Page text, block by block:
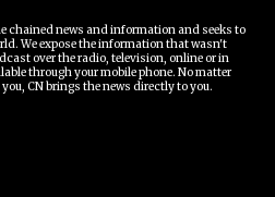
chained news and information and seeks to
We expose the information that wasn't
over the radio, television, online or in
through your mobile phone. No matter
CN brings the news directly to you.